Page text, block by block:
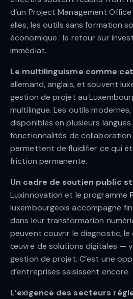
d’un Project Management
elles, les outils sans formation
économique : le retour sur
immédiat.
Le multilinguisme comme
allemand, anglais, et souvent
gestion de projet au
multilingue. Les outils
disponibles en plusieurs
fonctionnalités de collaboration
permettent de fluidifier ce qui
friction permanente.
Un cadre de soutien public
Luxinnovation et le programme
luxembourgeois accompagne
dans leur transformation
peuvent couvrir le diagnostic, le
œuvre de solutions digitales —
gestion de projet. C’est une
d’entreprises saisissent encore.
L’exigence des secteurs